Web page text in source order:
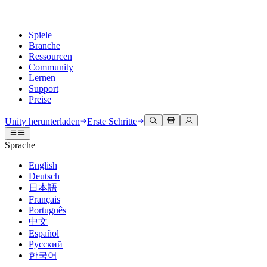
Spiele
Branche
Ressourcen
Community
Lernen
Support
Preise
Unity Engine
Erstellen Sie 2D- und 3D-Spiele für jede Plattform
Zusammenarbeit
Schnell mit Ihrem Team zusammenarbeiten und iterieren
Unity herunterladen
Abonnements und Preise
Bereitstellen
Multiplattform
3D-Zusammenarbeit
Erstellen und überprüfen Sie 3D-Projekte in Echtzeit
Immersive Schulung
In immersiven Umgebungen trainieren
Kundenerlebnisse
Interaktive 3D-Erlebnisse erstellen
Branchen
Fertigung
Dokumentation
Entwicklertools
Versionsfreigaben und Fehlerverfolgung
Roadmap
Bevorstehende Funktionen überprüfen
Glossar
Diskussionen
Veranstaltungen
Globale und lokale Veranstaltungen
Gemeinschaftsgeschichten
Made with Unity
Präsentation von Unity-Schöpfern
Unity Learn
Meistern Sie Unity-Fähigkeiten kostenlos
Professionelles Training
Verbessern Sie Ihr Team mit Unity-Trainern
Neu bei Unity
Erste Schritte
Beginnen Sie noch heute mit dem Lernen
Unity Essential Pathways
Hilfe erhalten
Wir helfen Ihnen, mit Unity erfolgreich zu sein
Erfolgspläne
Erreichen Sie Ihre Ziele schneller mit Expertenunterstützung
FAQ
Antworten auf häufige Fragen
Kontakt aufnehmen
Verbinden Sie sich mit unserem Team
Unity herunterladen Erste Schritte
Sprache
English
Deutsch
日本語
Français
Português
中文
Español
Русский
한국어